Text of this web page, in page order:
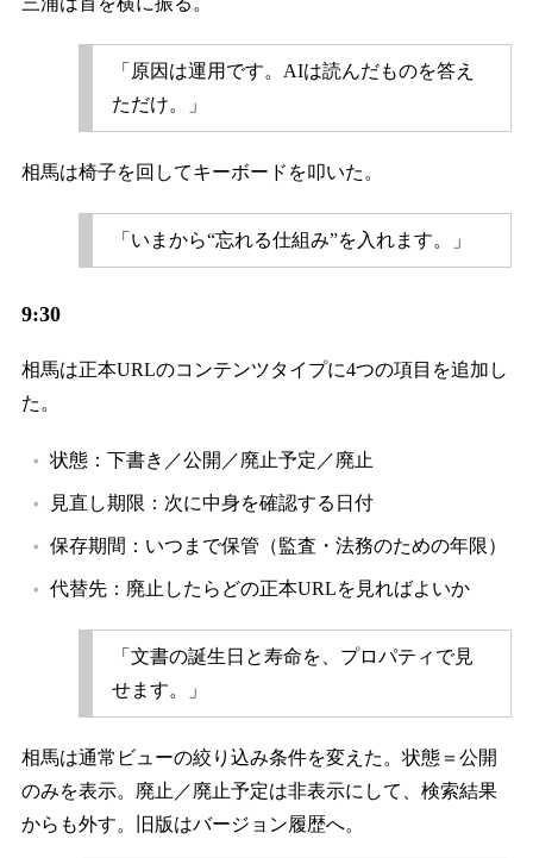
「原因は運用です。AIは読んだものを答え
ただけ。」
相馬は椅子を回してキーボードを叩いた。
「いまから“忘れる仕組み”を入れます。」
9:30
相馬は正本URLのコンテンツタイプに4つの項目を追加し
た。
状態：下書き／公開／廃止予定／廃止
見直し期限：次に中身を確認する日付
保存期間：いつまで保管（監査・法務のための年限）
代替先：廃止したらどの正本URLを見ればよいか
「文書の誕生日と寿命を、プロパティで見
せます。」
相馬は通常ビューの絞り込み条件を変えた。状態＝公開
のみを表示。廃止／廃止予定は非表示にして、検索結果
からも外す。旧版はバージョン履歴へ。